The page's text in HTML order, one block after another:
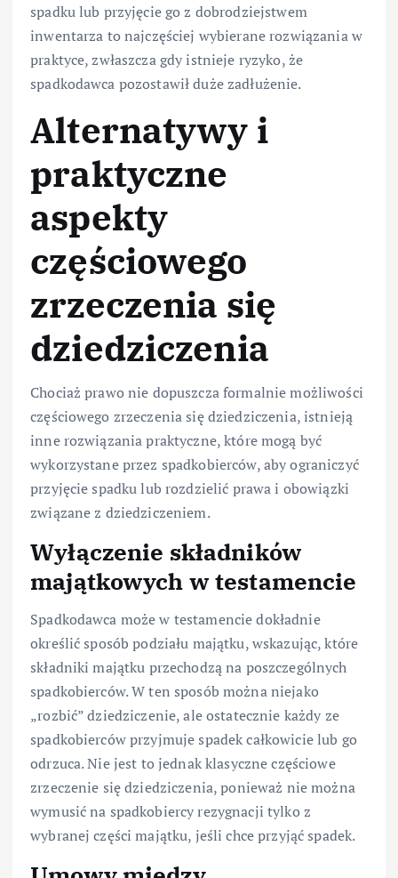
spadku lub przyjęcie go z dobrodziejstwem
inwentarza to najczęściej wybierane rozwiązania w
praktyce, zwłaszcza gdy istnieje ryzyko, że
spadkodawca pozostawił duże zadłużenie.
Alternatywy i
praktyczne
aspekty
częściowego
zrzeczenia się
dziedziczenia
Chociaż prawo nie dopuszcza formalnie możliwości
częściowego zrzeczenia się dziedziczenia, istnieją
inne rozwiązania praktyczne, które mogą być
wykorzystane przez spadkobierców, aby ograniczyć
przyjęcie spadku lub rozdzielić prawa i obowiązki
związane z dziedziczeniem.
Wyłączenie składników
majątkowych w testamencie
Spadkodawca może w testamencie dokładnie
określić sposób podziału majątku, wskazując, które
składniki majątku przechodzą na poszczególnych
spadkobierców. W ten sposób można niejako
„rozbić” dziedziczenie, ale ostatecznie każdy ze
spadkobierców przyjmuje spadek całkowicie lub go
odrzuca. Nie jest to jednak klasyczne częściowe
zrzeczenie się dziedziczenia, ponieważ nie można
wymusić na spadkobiercy rezygnacji tylko z
wybranej części majątku, jeśli chce przyjąć spadek.